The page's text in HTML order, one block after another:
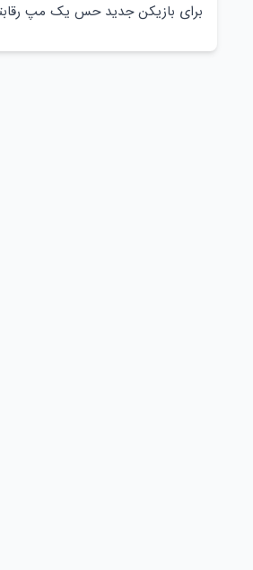
برای بازیکن جدید حس یک مپ